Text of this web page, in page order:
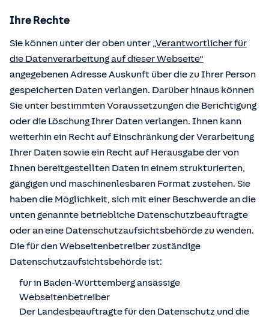
Ihre Rechte
Sie können unter der oben unter „Verantwortlicher für
die Datenverarbeitung auf dieser Webseite“
angegebenen Adresse Auskunft über die zu Ihrer Person
gespeicherten Daten verlangen. Darüber hinaus können
Sie unter bestimmten Voraussetzungen die Berichtigung
oder die Löschung Ihrer Daten verlangen. Ihnen kann
weiterhin ein Recht auf Einschränkung der Verarbeitung
Ihrer Daten sowie ein Recht auf Herausgabe der von
Ihnen bereitgestellten Daten in einem strukturierten,
gängigen und maschinenlesbaren Format zustehen. Sie
haben die Möglichkeit, sich mit einer Beschwerde an die
unten genannte betriebliche Datenschutzbeauftragte
oder an eine Datenschutzaufsichtsbehörde zu wenden.
Die für den Webseitenbetreiber zuständige
Datenschutzaufsichtsbehörde ist:
für in Baden-Württemberg ansässige
Webseitenbetreiber
Der Landesbeauftragte für den Datenschutz und die